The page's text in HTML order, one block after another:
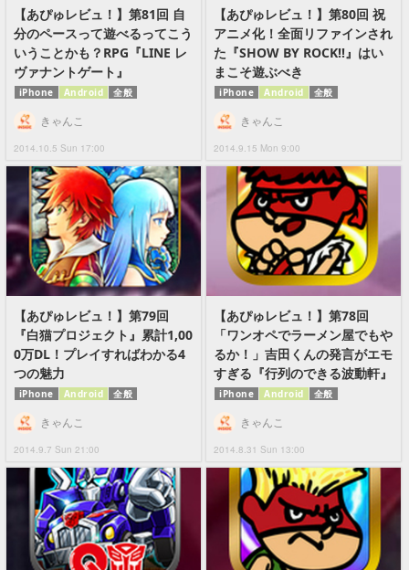
【あぴゅレビュ！】第81回 自
分のペースって遊べるってこう
いうことかも？RPG『LINE レ
ヴァナントゲート』
iPhone Android 全般
2014.10.5 Sun 17:00
きゃんこ
【あぴゅレビュ！】第80回 祝
アニメ化！全面リファインされ
た『SHOW BY ROCK!!』はい
まこそ遊ぶべき
iPhone Android 全般
2014.9.15 Mon 9:00
きゃんこ
【あぴゅレビュ！】第79回
『白猫プロジェクト』累計1,00
0万DL！プレイすればわかる4
つの魅力
iPhone Android 全般
2014.9.7 Sun 21:00
きゃんこ
【あぴゅレビュ！】第78回
「ワンオペでラーメン屋でもや
るか！」吉田くんの発言がエモ
すぎる『行列のできる波動軒』
iPhone Android 全般
2014.8.31 Sun 13:00
きゃんこ